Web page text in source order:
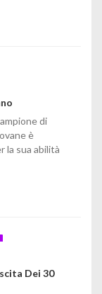
di
è
la sua abilità
Dei 30